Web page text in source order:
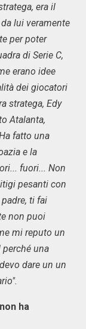
era il
lui veramente
per poter
di Serie C,
erano idee
dei giocatori
stratega, Edy
Atalanta,
fatto una
e la
fuori... Non
pesanti con
ti fai
non puoi
mi reputo un
una
dare un un
ha